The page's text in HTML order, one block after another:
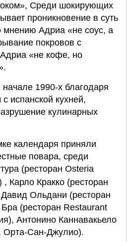
Среди шокирующих
проникновение в суть
мнению Адриа «не соус, а
покровов с
«не кофе, но
1990-х благодаря
испанской кухней,
кулинарных
календаря приняли
повара, среди
(ресторан Osteria
, Карло Кракко (ресторан
Ольдани (ресторан
(ресторан Restaurant
Антонино Каннавакьело
Орта-Сан-Джулио).